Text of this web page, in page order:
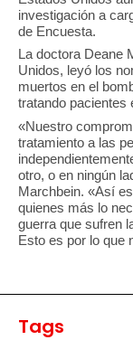
investigación a
de Encuesta.
La doctora Deane
Unidos, leyó los
muertos en el
tratando pacientes
«Nuestro
tratamiento a las
otro, o en ningún
Marchbein. «Así
quienes más lo
guerra que sufren
Esto es por lo que
Tags